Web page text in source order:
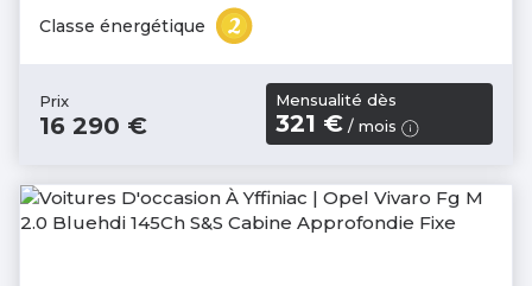
Classe énergétique
Prix
16 290 €
Mensualité dès
321 € / mois